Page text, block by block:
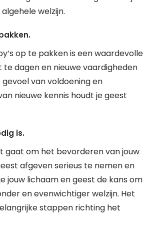
welzijn.
op te pakken is een waardevolle
dagen en nieuwe vaardigheden
van voldoening en
nieuwe kennis houdt je geest
is.
gaat om het bevorderen van jouw
afgeven serieus te nemen en
jouw lichaam en geest de kans om
en evenwichtiger welzijn. Het
stappen richting het